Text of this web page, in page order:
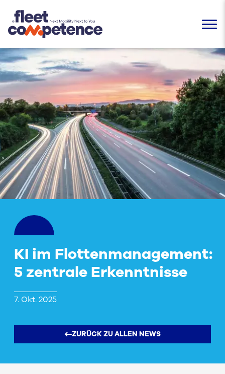
KI im Flottenmanagement:
5 zentrale Erkenntnisse
7. Okt. 2025
ZURÜCK ZU ALLEN NEWS